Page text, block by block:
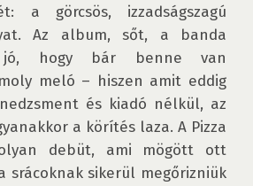
a görcsös, izzadságszagú
Az album, sőt, a banda
hogy bár benne van
meló – hiszen amit eddig
és kiadó nélkül, az
a körítés laza. A Pizza
debüt, ami mögött ott
srácoknak sikerül megőrizniük